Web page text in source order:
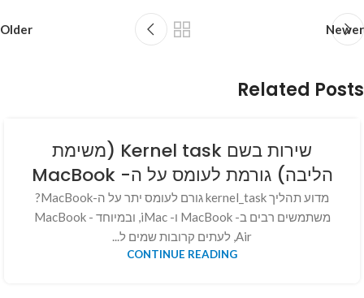
Newer
Older
Related Posts
שירות בשם Kernel task (משימת
הליבה) גורמת לעומס על ה- MacBook
מדוע תהליך kernel_task גורם לעומס יתר על ה-MacBook?
משתמשים רבים ב- MacBook ו- iMac, ובמיוחד - MacBook
Air, לעתים קרובות שמים ל...
CONTINUE READING